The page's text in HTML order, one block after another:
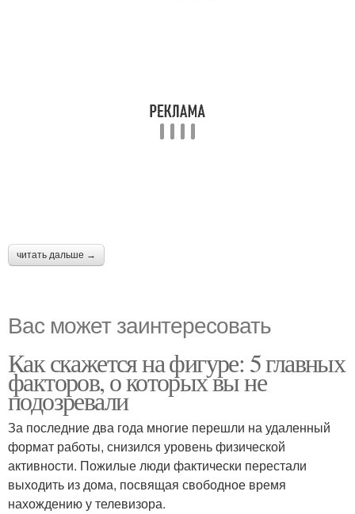
читать дальше →
Вас может заинтересовать
Как скажется на фигуре: 5 главных
факторов, о которых вы не
подозревали
За последние два года многие перешли на удаленный
формат работы, снизился уровень физической
активности. Пожилые люди фактически перестали
выходить из дома, посвящая свободное время
нахождению у телевизора.